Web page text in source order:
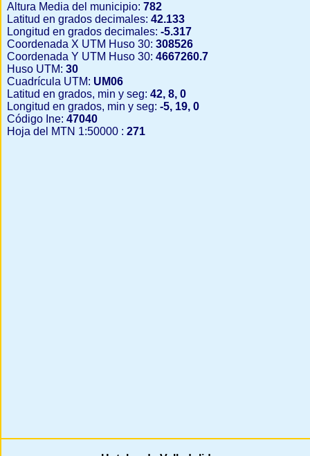
Altura Media del municipio: 782
Latitud en grados decimales: 42.133
Longitud en grados decimales: -5.317
Coordenada X UTM Huso 30: 308526
Coordenada Y UTM Huso 30: 4667260.7
Huso UTM: 30
Cuadrícula UTM: UM06
Latitud en grados, min y seg: 42, 8, 0
Longitud en grados, min y seg: -5, 19, 0
Código Ine: 47040
Hoja del MTN 1:50000 : 271